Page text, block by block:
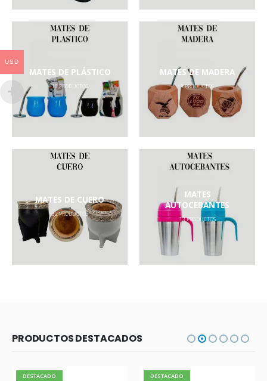
MATES DE PLÁSTICO
10PRODUCTOS
MATES DE MADERA
9PRODUCTOS
MATES DE CUERO
32PRODUCTOS
MATES
AUTOCEBANTES
13PRODUCTOS
PRODUCTOS DESTACADOS
DESTACADO DESTACADO
USD